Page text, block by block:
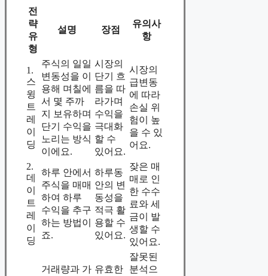
전
략
유
형
설명 장점
유의사
항
1.
스
윙
트
레
이
딩
주식의 일일
변동성을 이
용해 며칠에
서 몇 주까
지 보유하며
단기 수익을
노리는 방식
이에요.
시장의
단기 흐
름을 따
라가며
수익을
극대화
할 수
있어요.
시장의
급변동
에 따라
손실 위
험이 높
을 수 있
어요.
2.
데
이
트
레
이
딩
하루 안에서
주식을 매매
하여 하루
수익을 추구
하는 방법이
죠.
하루동
안의 변
동성을
적극 활
용할 수
있어요.
잦은 매
매로 인
한 수수
료와 세
금이 발
생할 수
있어요.
거래량과 가 유효한
잘못된
분석으